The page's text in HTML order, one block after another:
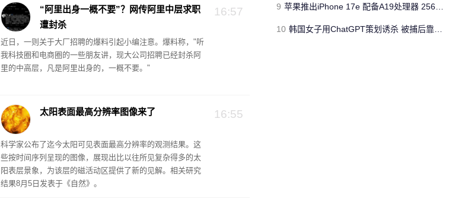
16:57
“阿里出身一概不要”？网传阿里中层求职
遭封杀
近日，一则关于大厂招聘的爆料引起小编注意。爆料称，"听
我科技圈和电商圈的一些朋友讲，现大公司招聘已经封杀阿
里的中高层，凡是阿里出身的，一概不要。"
16:55
太阳表面最高分辨率图像来了
科学家公布了迄今太阳可见表面最高分辨率的观测结果。这
些按时间序列呈现的图像，展现出比以往所见复杂得多的太
阳表层景象，为该层的磁活动区提供了新的见解。相关研究
结果8月5日发表于《自然》。
9 苹果推出iPhone 17e 配备A19处理器 256GB容量起步 刘海屏依旧
10 韩国女子用ChatGPT策划诱杀 被捕后靠清纯颜值粉丝暴涨50倍